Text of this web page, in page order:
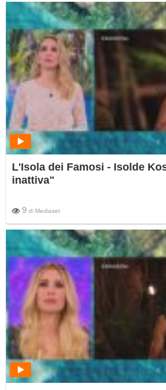
L'Isola dei Famosi - Isolde
inattiva"
9 di Mediaset